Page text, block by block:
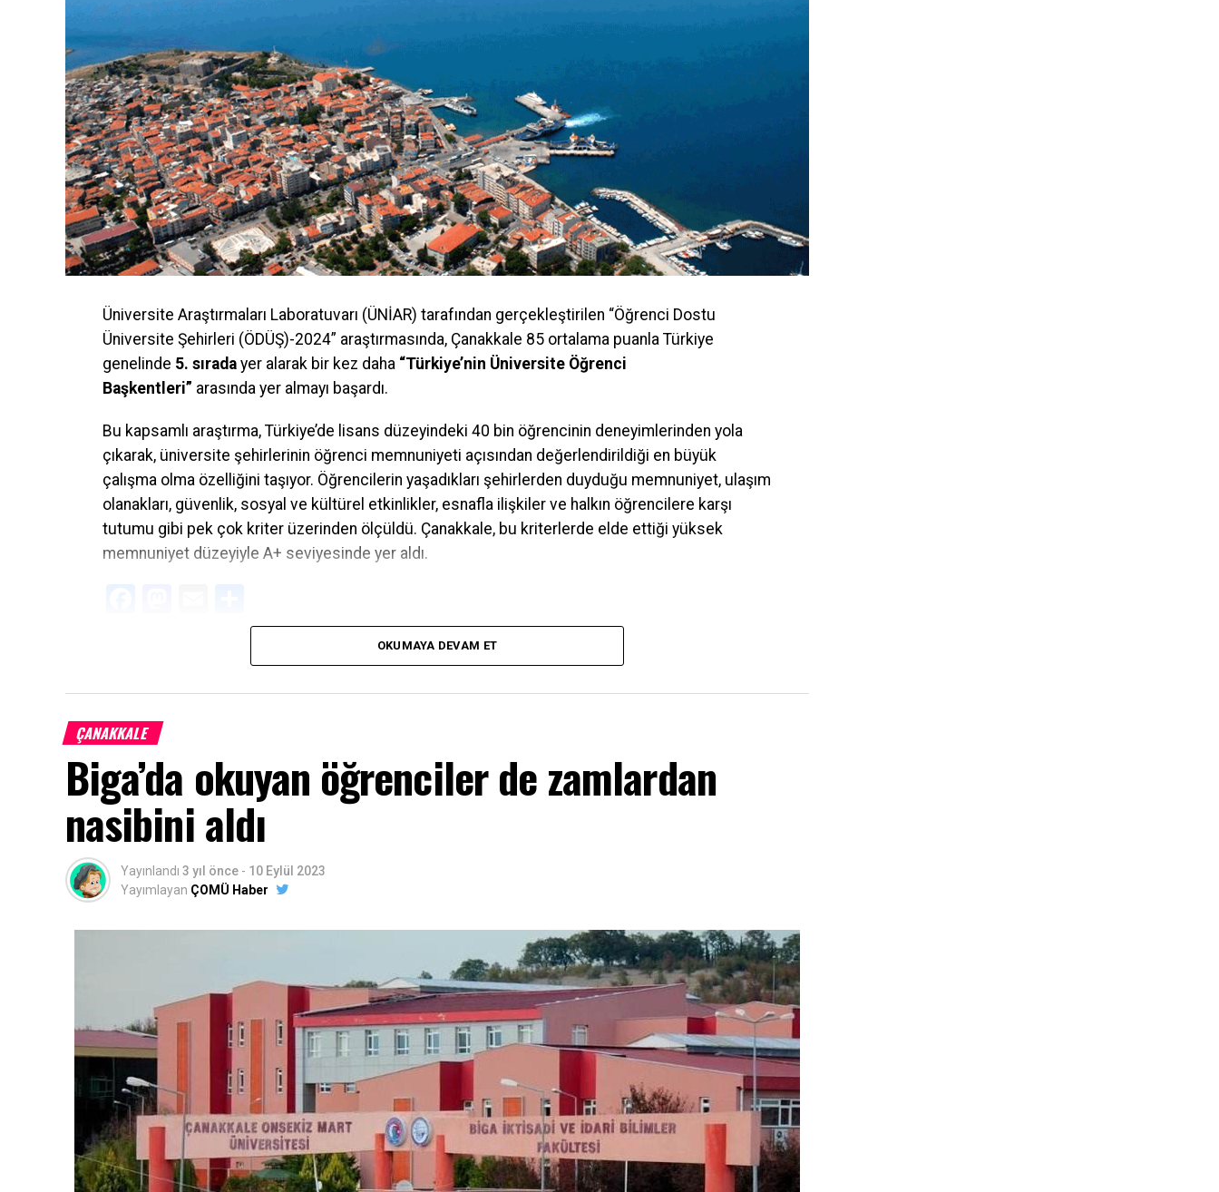
Üniversite Araştırmaları Laboratuvarı (ÜNİAR) tarafından gerçekleştirilen “Öğrenci Dostu
Üniversite Şehirleri (ÖDÜŞ)-2024” araştırmasında, Çanakkale 85 ortalama puanla Türkiye
genelinde 5. sırada yer alarak bir kez daha “Türkiye’nin Üniversite Öğrenci
Başkentleri” arasında yer almayı başardı.
Bu kapsamlı araştırma, Türkiye’de lisans düzeyindeki 40 bin öğrencinin deneyimlerinden yola
çıkarak, üniversite şehirlerinin öğrenci memnuniyeti açısından değerlendirildiği en büyük
çalışma olma özelliğini taşıyor. Öğrencilerin yaşadıkları şehirlerden duyduğu memnuniyet, ulaşım
olanakları, güvenlik, sosyal ve kültürel etkinlikler, esnafla ilişkiler ve halkın öğrencilere karşı
tutumu gibi pek çok kriter üzerinden ölçüldü. Çanakkale, bu kriterlerde elde ettiği yüksek
memnuniyet düzeyiyle A+ seviyesinde yer aldı.
OKUMAYA DEVAM ET
ÇANAKKALE
Biga’da okuyan öğrenciler de zamlardan
nasibini aldı
Yayınlandı 3 yıl önce - 10 Eylül 2023
Yayımlayan ÇOMÜ Haber